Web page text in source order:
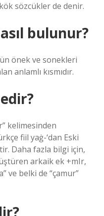
sözcükler de denir.
bulunur?
önek ve sonekleri
anlamlı kısmıdır.
kelimesinden
fiil yaġ-‘dan Eski
Daha fazla bilgi için,
arkaik ek +mIr,
ve belki de “çamur”